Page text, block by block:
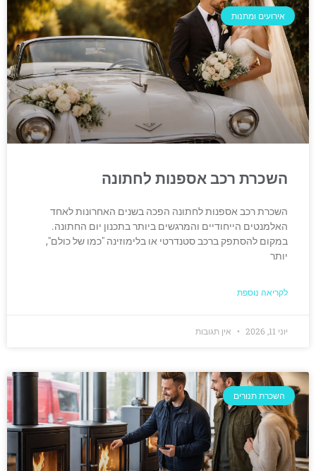
אירועים ומתנות
השכרת רכב אספנות לחתונה
השכרת רכב אספנות לחתונה הפכה בשנים האחרונות לאחד
האלמנטים הייחודיים והמרגשים ביותר בתכנון יום החתונה.
במקום להסתפק ברכב סטנדרטי או בלימוזינה "כמו של כולם",
יותר
לקריאה נוספת
יוני 11, 2026 אין תגובות
השכרת תנורים